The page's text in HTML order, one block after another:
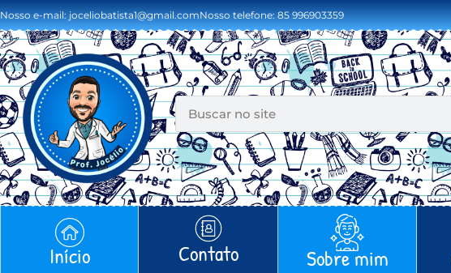
Nosso e-mail: joceliobatista1@gmail.comNosso telefone: 85 996903359
Início Contato Sobre mim